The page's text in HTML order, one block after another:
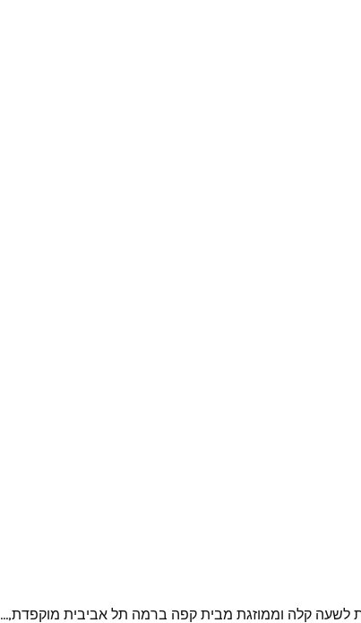
לשעה קלה וממוזגת מבית קפה ברמה תל אביבית מוקפדת,...